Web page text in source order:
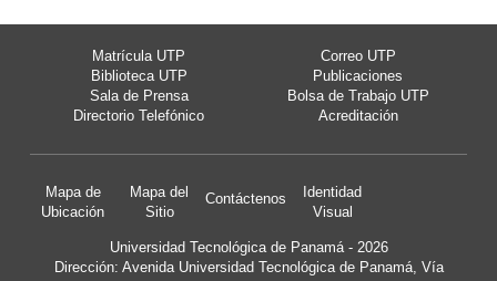
Matrícula UTP
Correo UTP
Biblioteca UTP
Publicaciones
Sala de Prensa
Bolsa de Trabajo UTP
Directorio Telefónico
Acreditación
Mapa de
Ubicación
Mapa del
Sitio
Contáctenos
Identidad
Visual
Universidad Tecnológica de Panamá - 2026
Dirección: Avenida Universidad Tecnológica de Panamá, Vía